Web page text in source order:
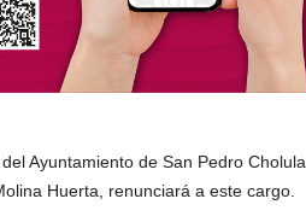
Ayuntamiento de San Pedro Cholula
Huerta, renunciará a este cargo.